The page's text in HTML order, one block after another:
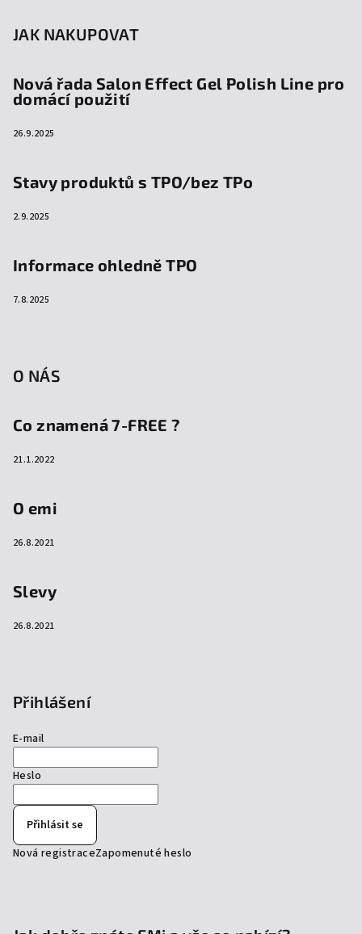
JAK NAKUPOVAT
Nová řada Salon Effect Gel Polish Line pro
domácí použití
26.9.2025
Stavy produktů s TPO/bez TPo
2.9.2025
Informace ohledně TPO
7.8.2025
O NÁS
Co znamená 7-FREE ?
21.1.2022
O emi
26.8.2021
Slevy
26.8.2021
Přihlášení
E-mail
Heslo
Přihlásit se
Nová registraceZapomenuté heslo